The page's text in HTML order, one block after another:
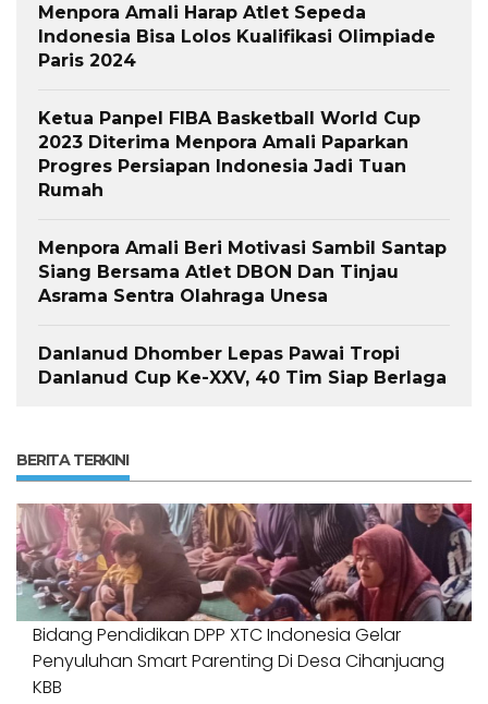
Menpora Amali Harap Atlet Sepeda
Indonesia Bisa Lolos Kualifikasi Olimpiade
Paris 2024
Ketua Panpel FIBA Basketball World Cup
2023 Diterima Menpora Amali Paparkan
Progres Persiapan Indonesia Jadi Tuan
Rumah
Menpora Amali Beri Motivasi Sambil Santap
Siang Bersama Atlet DBON Dan Tinjau
Asrama Sentra Olahraga Unesa
Danlanud Dhomber Lepas Pawai Tropi
Danlanud Cup Ke-XXV, 40 Tim Siap Berlaga
BERITA TERKINI
Bidang Pendidikan DPP XTC Indonesia Gelar
Penyuluhan Smart Parenting Di Desa Cihanjuang
KBB